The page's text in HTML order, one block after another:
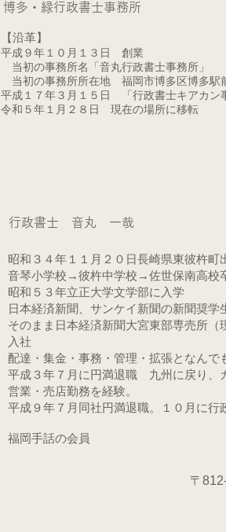
博多・緑行政書士事務所
【沿革】
平成９年１０月１３日 創業
当初の事務所名「音丸行政書士事務所」
当初の事務所所在地 福岡市博多区博多駅
平成１７年３月１５日 「行政書士キアカン
令和５年１月２８日 現在の場所に移転 「
行政書士 音丸 一哉
昭和３４年１１月２０日長崎県東彼杵町
音琴小学校→彼杵中学校→佐世保南高校
昭和５３年立正大学文学部に入学
日本経済新聞、サンケイ新聞の新聞奨学
そのまま日本経済新聞大宮東部専売所
入社
配達・集金・事務・管理・拡張となんで
平成３年７月に円満退職 九州に戻り、
営業・売店勤務を経験。
平成９年７月同社円満退職。１０月に行
福岡手話の会員
〒